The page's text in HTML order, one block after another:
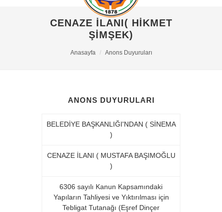
CENAZE İLANI( HİKMET
ŞİMŞEK)
Anasayfa Anons Duyuruları
ANONS DUYURULARI
BELEDİYE BAŞKANLIĞI'NDAN ( SİNEMA
)
CENAZE İLANI ( MUSTAFA BAŞIMOĞLU
)
6306 sayılı Kanun Kapsamındaki
Yapıların Tahliyesi ve Yıktırılması için
Tebligat Tutanağı (Eşref Dinçer